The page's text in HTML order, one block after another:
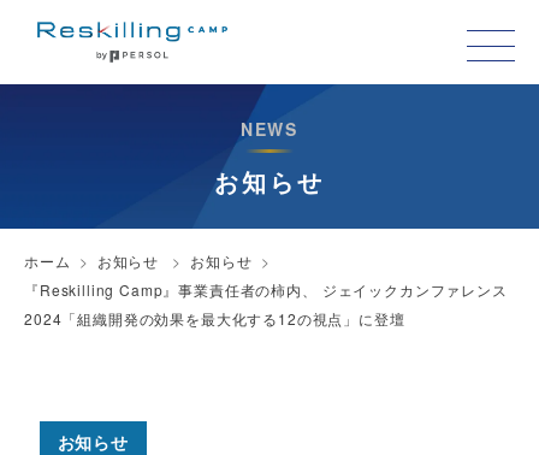
NEWS
お知らせ
ホーム お知らせ
お知らせ
『Reskilling Camp』事業責任者の柿内、 ジェイックカンファレンス
2024「組織開発の効果を最大化する12の視点」に登壇
お知らせ